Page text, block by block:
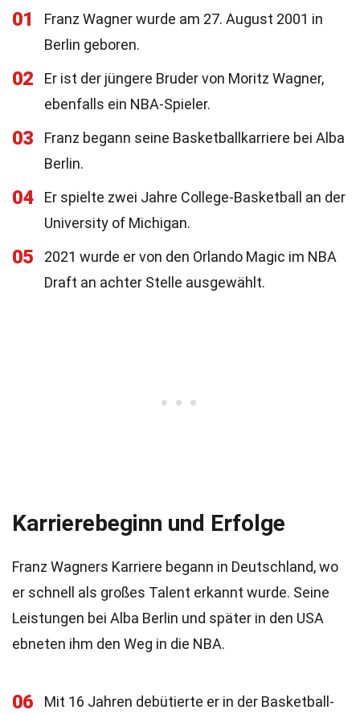
01
Franz Wagner wurde am 27. August 2001 in
Berlin geboren.
02
Er ist der jüngere Bruder von Moritz Wagner,
ebenfalls ein NBA-Spieler.
03
Franz begann seine Basketballkarriere bei Alba
Berlin.
04
Er spielte zwei Jahre College-Basketball an der
University of Michigan.
05
2021 wurde er von den Orlando Magic im NBA
Draft an achter Stelle ausgewählt.
Karrierebeginn und Erfolge
Franz Wagners Karriere begann in Deutschland, wo
er schnell als großes Talent erkannt wurde. Seine
Leistungen bei Alba Berlin und später in den USA
ebneten ihm den Weg in die NBA.
06
Mit 16 Jahren debütierte er in der Basketball-